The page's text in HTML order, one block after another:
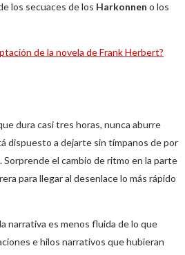
los secuaces de los Harkonnen o los
de la novela de Frank Herbert?
dura casi tres horas, nunca aburre
dispuesto a dejarte sin tímpanos de por
el cambio de ritmo en la parte
para llegar al desenlace lo más rápido
narrativa es menos fluida de lo que
e hilos narrativos que hubieran